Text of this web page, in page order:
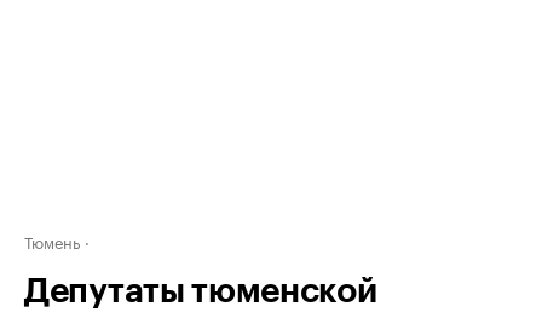
Тюмень
Депутаты тюменской